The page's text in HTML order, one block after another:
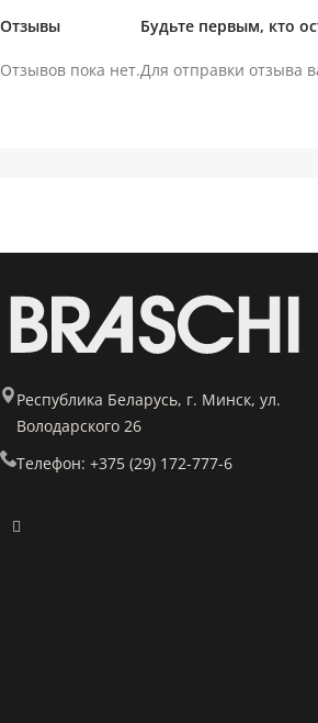
Отзывы
Отзывов пока нет.
Будьте первым, кто
Для отправки отзыва
Республика Беларусь, г. Минск, ул.
Володарского 26
Телефон: +375 (29) 172-777-6